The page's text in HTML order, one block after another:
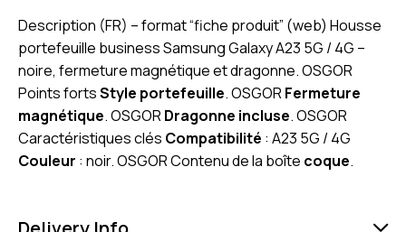
Description (FR) – format “fiche produit” (web) Housse
portefeuille business Samsung Galaxy A23 5G / 4G –
noire, fermeture magnétique et dragonne. OSGOR
Points fortsStyle portefeuille. OSGORFermeture
magnétique. OSGORDragonne incluse. OSGOR
Caractéristiques clés Compatibilité : A23 5G / 4G
Couleur : noir. OSGOR Contenu de la boîte coque.